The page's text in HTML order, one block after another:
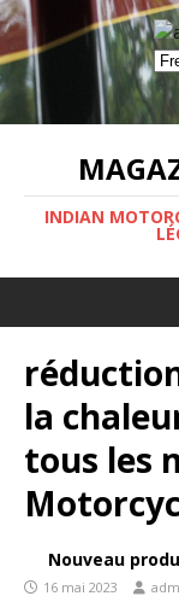
INDIAN
la
tous les
Nouveau
16 mai 2023